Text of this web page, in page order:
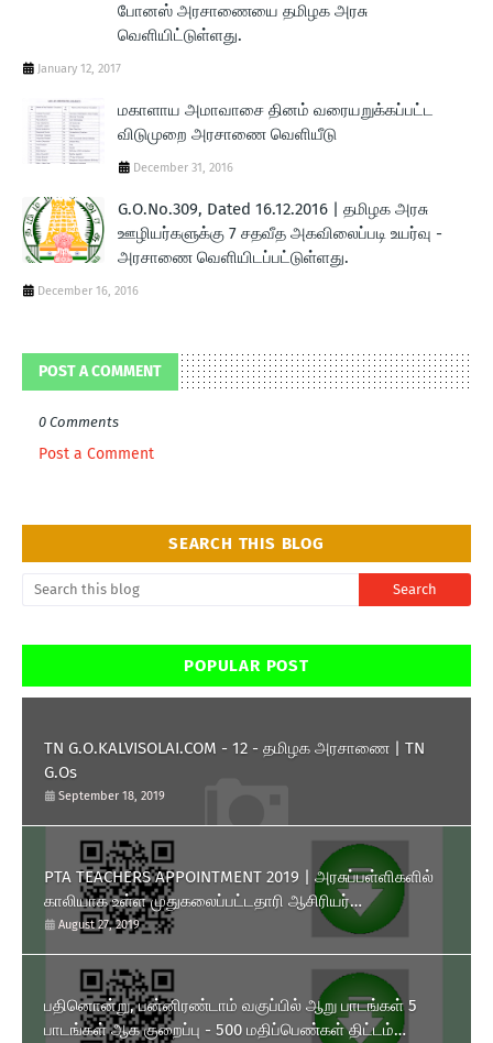
போனஸ் அரசாணையை தமிழக அரசு
வெளியிட்டுள்ளது.
January 12, 2017
மகாளாய அமாவாசை தினம் வரையறுக்கப்பட்ட
விடுமுறை அரசாணை வெளியீடு
December 31, 2016
G.O.No.309, Dated 16.12.2016 | தமிழக அரசு
ஊழியர்களுக்கு 7 சதவீத அகவிலைப்படி உயர்வு -
அரசாணை வெளியிடப்பட்டுள்ளது.
December 16, 2016
POST A COMMENT
0 Comments
Post a Comment
SEARCH THIS BLOG
POPULAR POST
TN G.O.KALVISOLAI.COM - 12 - தமிழக அரசாணை | TN
G.Os
September 18, 2019
PTA TEACHERS APPOINTMENT 2019 | அரசுப்பள்ளிகளில்
காலியாக உள்ள முதுகலைப்பட்டதாரி ஆசிரியர்
பணியிடங்களை ரூபாய் 10,000 தொகுப்பூதியத்தில் நிரப்பிக்
கொள்ள பள்ளிக்கல்வித்துறை அனுமதி அளித்து அரசாணை
வெளியிட்டுள்ளது.
August 27, 2019
பதினொன்று, பன்னிரண்டாம் வகுப்பில் ஆறு பாடங்கள் 5
பாடங்கள் ஆக குறைப்பு - 500 மதிப்பெண்கள் திட்டம்